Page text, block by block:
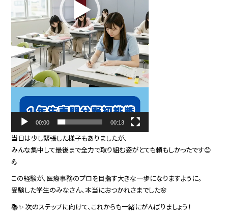
00:00 00:13
当日は少し緊張した様子もありましたが、
みんな集中して最後まで全力で取り組む姿がとても頼もしかったです😊
💪
この経験が、医療事務のプロを目指す大きな一歩になりますように。
受験した学生のみなさん、本当におつかれさまでした🌸
📚✨ 次のステップに向けて、これからも一緒にがんばりましょう！